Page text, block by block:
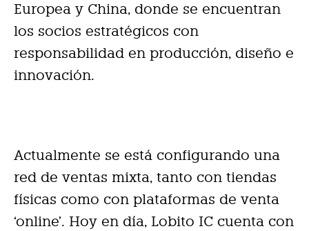
Europea y China, donde se encuentran
los socios estratégicos con
responsabilidad en producción, diseño e
innovación.
Actualmente se está configurando una
red de ventas mixta, tanto con tiendas
físicas como con plataformas de venta
‘online’. Hoy en día, Lobito IC cuenta con